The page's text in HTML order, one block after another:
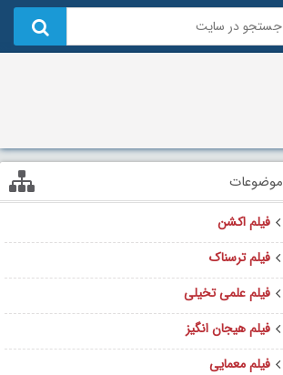
موضوعات
فیلم اکشن
فیلم ترسناک
فیلم علمی تخیلی
فیلم هیجان انگیز
فیلم معمایی